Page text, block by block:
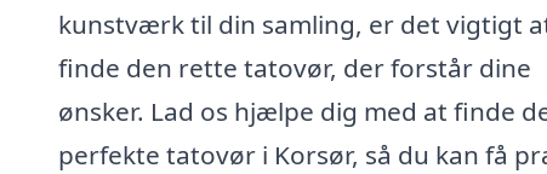
kunstværk til din samling, er det vigtigt
finde den rette tatovør, der forstår dine
ønsker. Lad os hjælpe dig med at finde
perfekte tatovør i Korsør, så du kan få